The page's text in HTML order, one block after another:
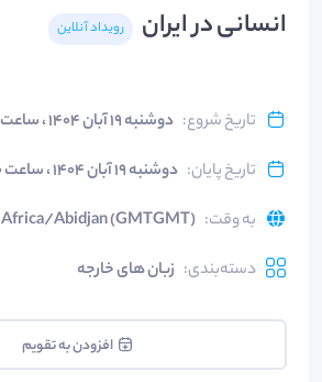
انسانی در ایران
رویداد آنلاین
تاریخ شروع: دوشنبه ۱۹ آبان ۱۴۰۴ ، ساعت ۱۵:۳۰
تاریخ پایان: دوشنبه ۱۹ آبان ۱۴۰۴ ، ساعت ۱۸:۰۰
به وقت:
Africa/Abidjan (GMTGMT)
دسته‌بندی: زبان های خارجه
افزودن به تقویم